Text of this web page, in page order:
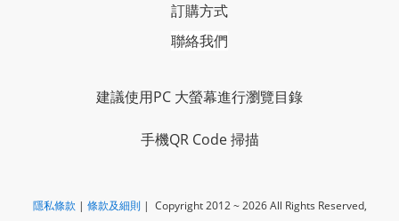
訂購方式
聯絡我們
建議使用PC 大螢幕進行瀏覽目錄
手機QR Code 掃描
隱私條款 | 條款及細則| Copyright 2012 ~ 2026 All Rights Reserved,